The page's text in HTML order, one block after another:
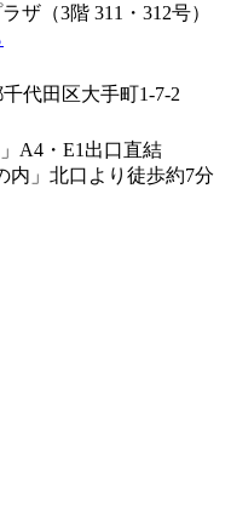
ザ（3階 311・312号）
代田区大手町1-7-2
A4・E1出口直結
内」北口より徒歩約7分